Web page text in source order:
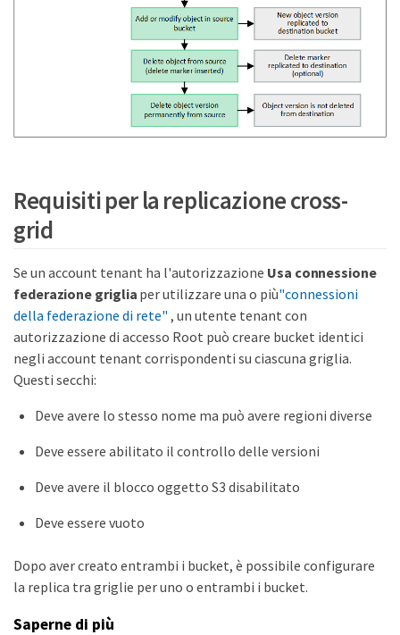
Requisiti per la replicazione cross-
grid
Se un account tenant ha l'autorizzazione Usa connessione
federazione griglia per utilizzare una o più"connessioni
della federazione di rete" , un utente tenant con
autorizzazione di accesso Root può creare bucket identici
negli account tenant corrispondenti su ciascuna griglia.
Questi secchi:
Deve avere lo stesso nome ma può avere regioni diverse
Deve essere abilitato il controllo delle versioni
Deve avere il blocco oggetto S3 disabilitato
Deve essere vuoto
Dopo aver creato entrambi i bucket, è possibile configurare
la replica tra griglie per uno o entrambi i bucket.
Saperne di più